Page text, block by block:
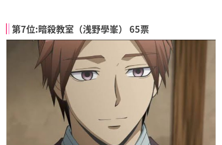
第7位:暗殺教室（浅野學峯） 65票